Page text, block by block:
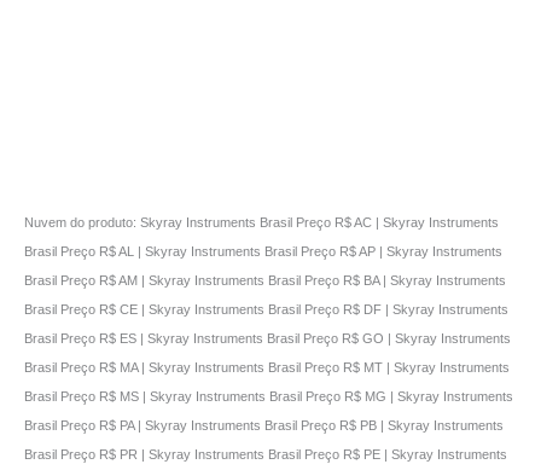
Nuvem do produto: Skyray Instruments Brasil Preço R$ AC | Skyray Instruments
Brasil Preço R$ AL | Skyray Instruments Brasil Preço R$ AP | Skyray Instruments
Brasil Preço R$ AM | Skyray Instruments Brasil Preço R$ BA | Skyray Instruments
Brasil Preço R$ CE | Skyray Instruments Brasil Preço R$ DF | Skyray Instruments
Brasil Preço R$ ES | Skyray Instruments Brasil Preço R$ GO | Skyray Instruments
Brasil Preço R$ MA | Skyray Instruments Brasil Preço R$ MT | Skyray Instruments
Brasil Preço R$ MS | Skyray Instruments Brasil Preço R$ MG | Skyray Instruments
Brasil Preço R$ PA | Skyray Instruments Brasil Preço R$ PB | Skyray Instruments
Brasil Preço R$ PR | Skyray Instruments Brasil Preço R$ PE | Skyray Instruments